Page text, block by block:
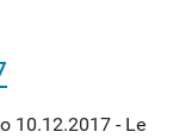
10.12.2017 - Le